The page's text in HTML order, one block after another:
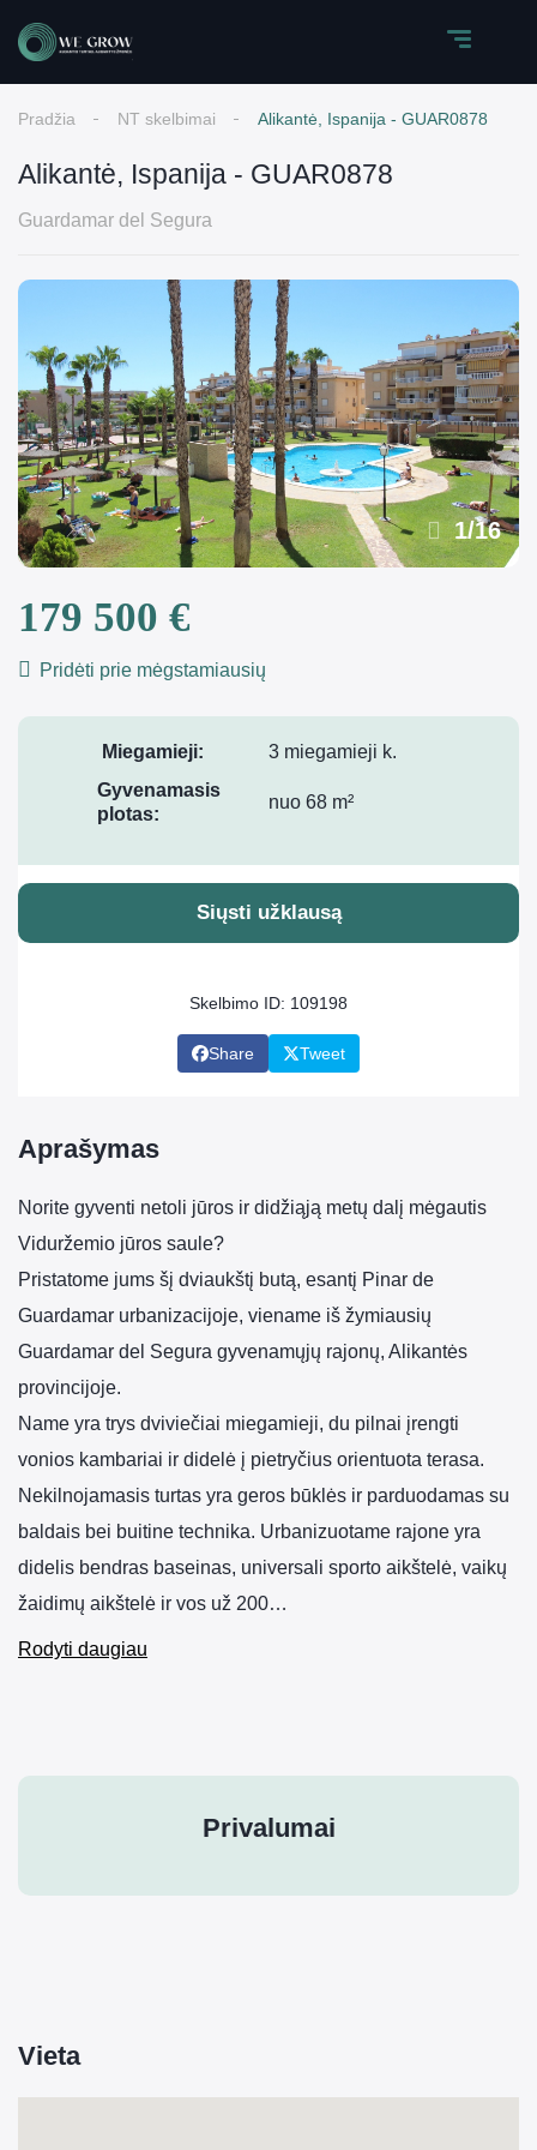
Pradžia NT skelbimai Alikantė, Ispanija - GUAR0878
Alikantė, Ispanija - GUAR0878
Guardamar del Segura
1/16
179 500 €
Pridėti prie mėgstamiausių
Miegamieji:
3 miegamieji k.
Gyvenamasis
plotas:
nuo 68 m²
Siųsti užklausą
Skelbimo ID: 109198
Share Tweet
Aprašymas
Norite gyventi netoli jūros ir didžiąją metų dalį mėgautis
Viduržemio jūros saule?
Pristatome jums šį dviaukštį butą, esantį Pinar de
Guardamar urbanizacijoje, viename iš žymiausių
Guardamar del Segura gyvenamųjų rajonų, Alikantės
provincijoje.
Name yra trys dviviečiai miegamieji, du pilnai įrengti
vonios kambariai ir didelė į pietryčius orientuota terasa.
Nekilnojamasis turtas yra geros būklės ir parduodamas su
baldais bei buitine technika. Urbanizuotame rajone yra
didelis bendras baseinas, universali sporto aikštelė, vaikų
žaidimų aikštelė ir vos už 200…
Rodyti daugiau
Privalumai
Vieta